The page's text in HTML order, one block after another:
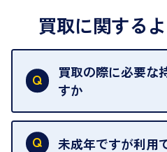
買取に関する
買取の際に必要な
すか
本人確認書類をご用意
類はこちらをご確認く
未成年ですが利用